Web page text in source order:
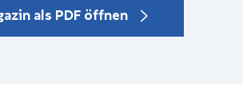
als PDF öffnen